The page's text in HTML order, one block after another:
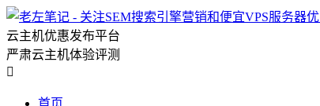
云主机优惠发布平台
严肃云主机体验评测

首页